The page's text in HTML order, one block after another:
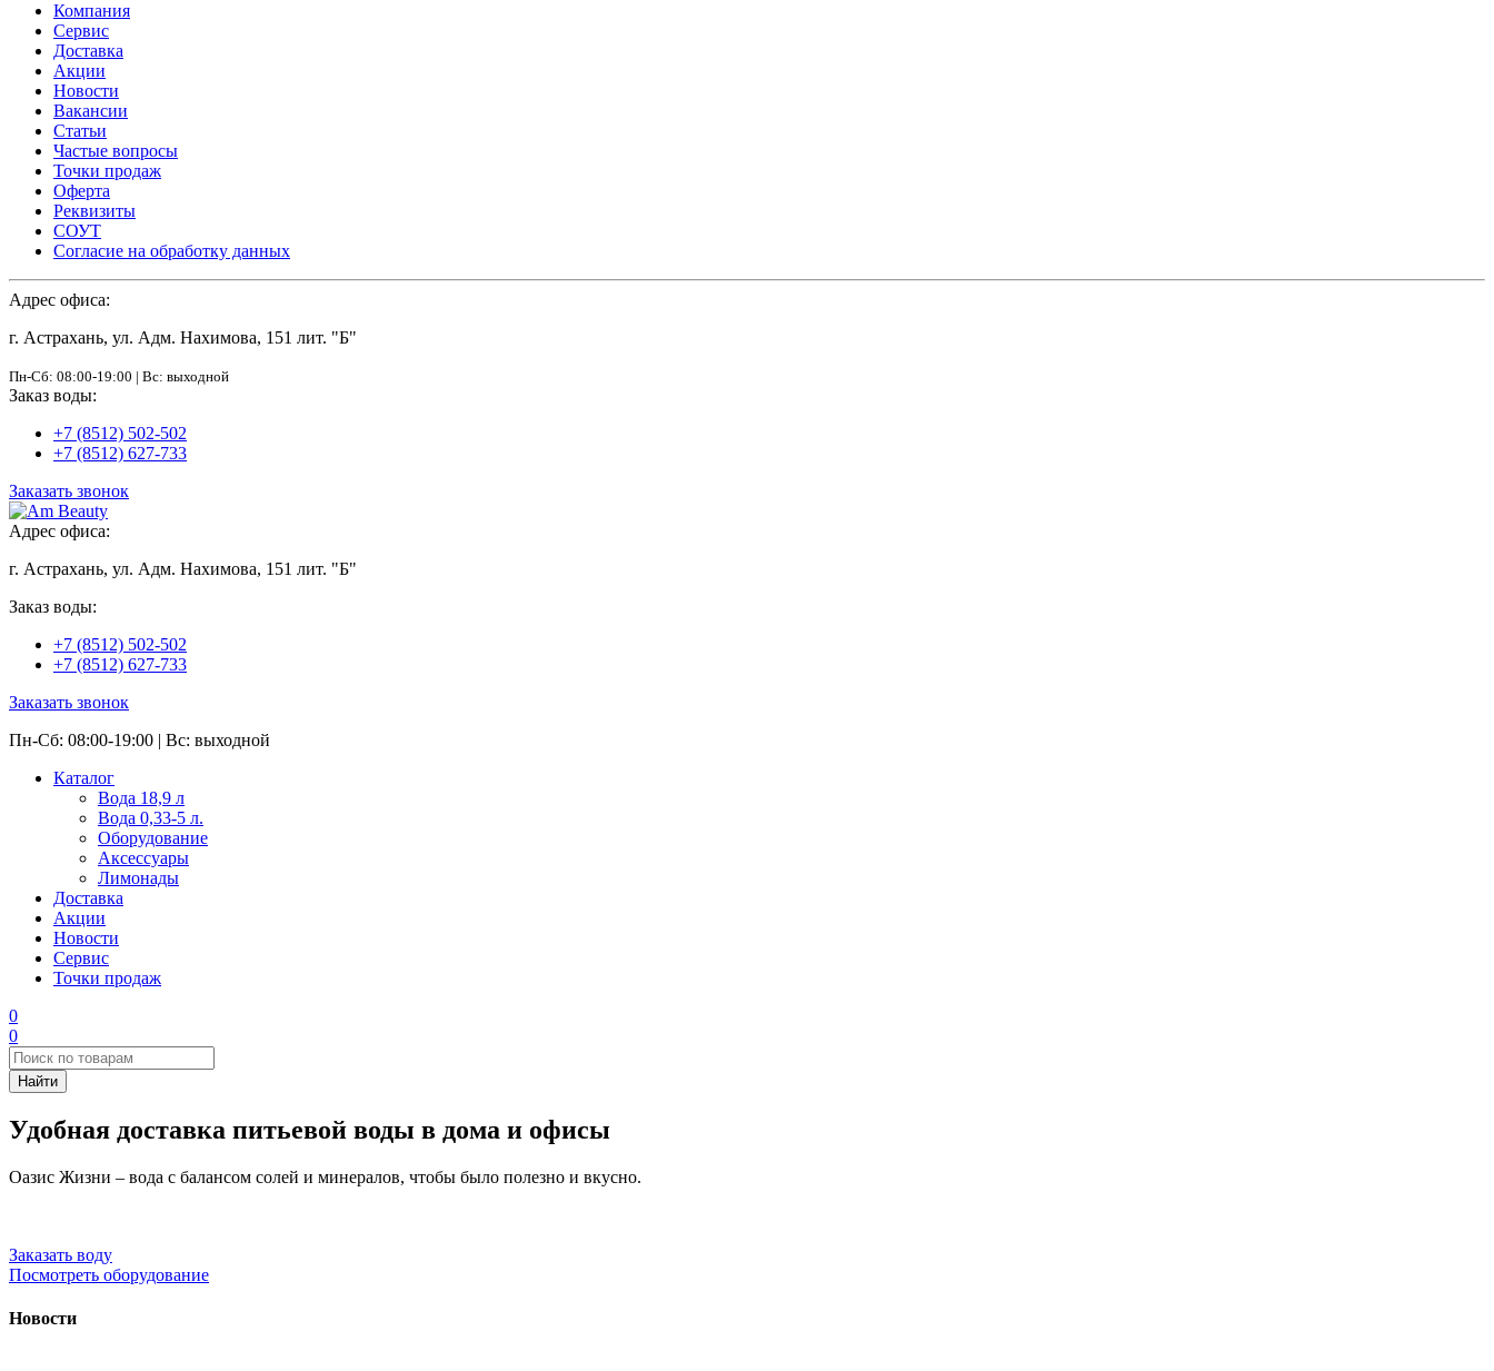
Компания
Сервис
Доставка
Акции
Новости
Вакансии
Статьи
Частые вопросы
Точки продаж
Оферта
Реквизиты
СОУТ
Согласие на обработку данных
Адрес офиса:
г. Астрахань, ул. Адм. Нахимова, 151 лит. "Б"
Пн-Сб: 08:00-19:00 | Вс: выходной
Заказ воды:
+7 (8512) 502-502
+7 (8512) 627-733
Заказать звонок
Адрес офиса:
г. Астрахань, ул. Адм. Нахимова, 151 лит. "Б"
Заказ воды:
+7 (8512) 502-502
+7 (8512) 627-733
Заказать звонок
Пн-Сб: 08:00-19:00 | Вс: выходной
Каталог
Вода 18,9 л
Вода 0,33-5 л.
Оборудование
Аксессуары
Лимонады
Доставка
Акции
Новости
Сервис
Точки продаж
0
0
Удобная доставка питьевой воды в дома и офисы
Оазис Жизни – вода с балансом солей и минералов, чтобы было полезно и вкусно.
Заказать воду
Посмотреть оборудование
Новости